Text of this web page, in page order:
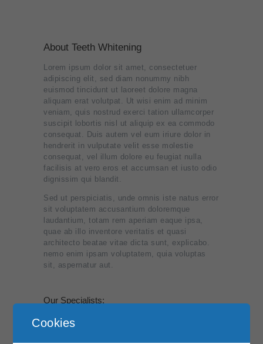
About Teeth Whitening
Lorem ipsum dolor sit amet, consectetuer
adipiscing elit, sed diam nonummy nibh
euismod tincidunt ut laoreet dolore magna
aliquam erat volutpat. Ut wisi enim ad minim
veniam, quis nostrud exerci tation ullamcorper
suscipit lobortis nisl ut aliquip ex ea commodo
consequat. Duis autem vel eum iriure dolor in
hendrerit in vulputate velit esse molestie
consequat, vel illum dolore eu feugiat nulla
facilisis at vero eros et accumsan et iusto odio
dignissim qui blandit.
Sed ut perspiciatis, unde omnis iste natus error
sit voluptatem accusantium doloremque
laudantium, totam rem aperiam eaque ipsa,
quae ab illo inventore veritatis et quasi
architecto beatae vitae dicta sunt, explicabo.
nemo enim ipsam voluptatem, quia voluptas
sit, aspernatur aut.
Our Specialists:
Sed ut perspiciatis, unde omnis iste natus error
sit voluptatem accusantium doloremque
Cookies